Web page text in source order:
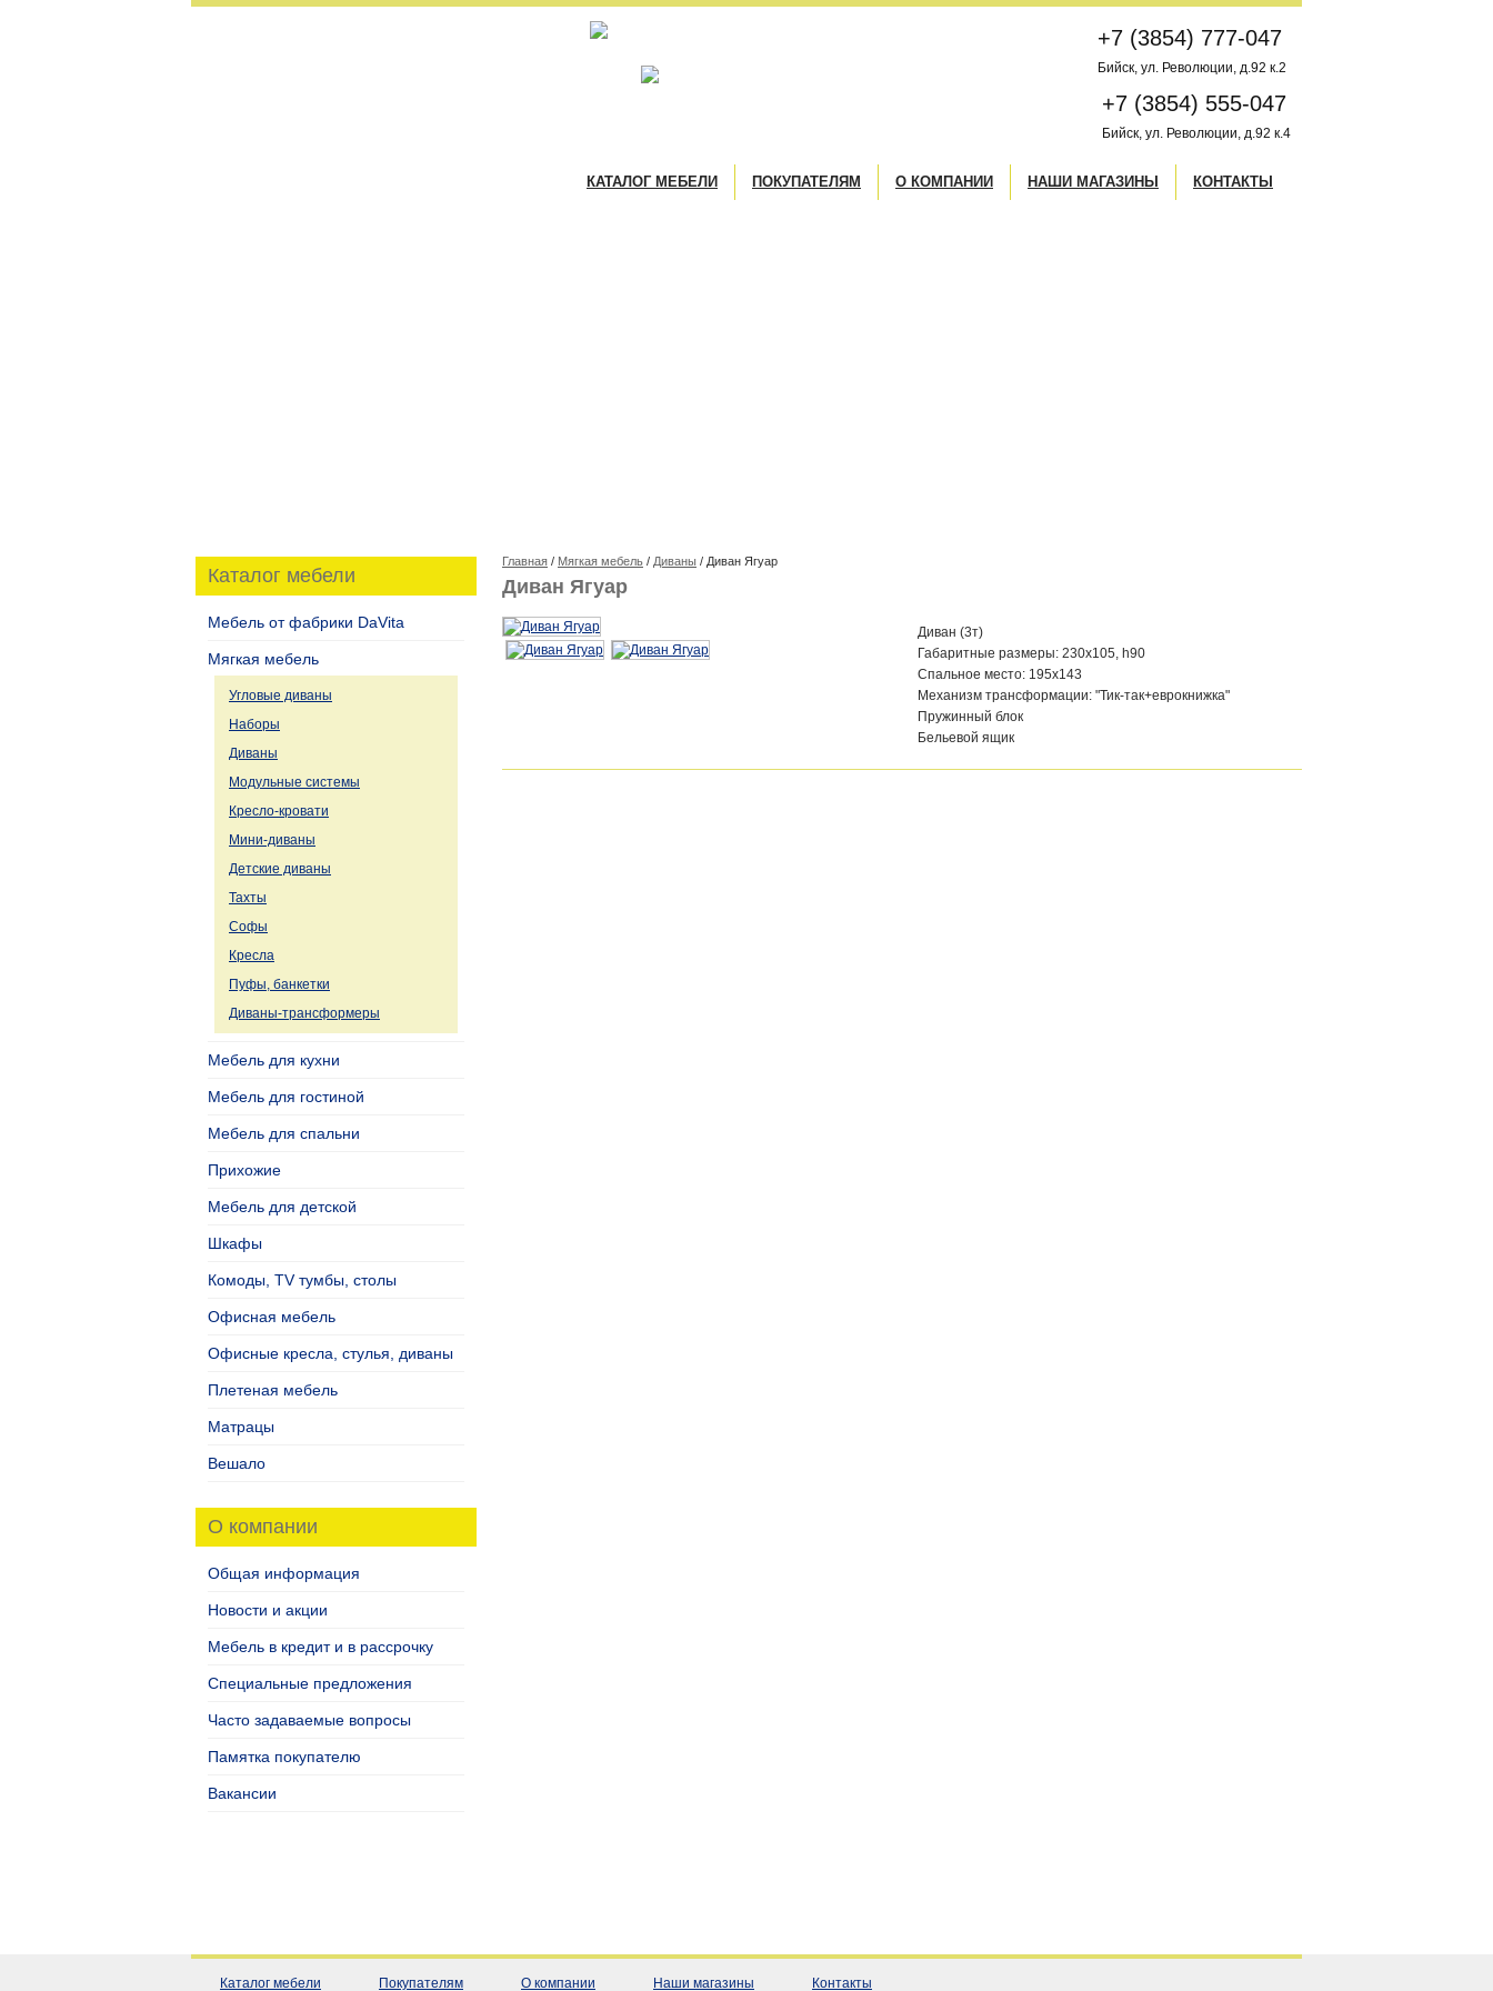
+7 (3854) 777-047
Бийск, ул. Революции, д.92 к.2
+7 (3854) 555-047
Бийск, ул. Революции, д.92 к.4
КАТАЛОГ МЕБЕЛИ ПОКУПАТЕЛЯМ О КОМПАНИИ НАШИ МАГАЗИНЫ КОНТАКТЫ
Каталог мебели
Мебель от фабрики DaVita
Мягкая мебель
Угловые диваны
Наборы
Диваны
Модульные системы
Кресло-кровати
Мини-диваны
Детские диваны
Тахты
Софы
Кресла
Пуфы, банкетки
Диваны-трансформеры
Мебель для кухни
Мебель для гостиной
Мебель для спальни
Прихожие
Мебель для детской
Шкафы
Комоды, TV тумбы, столы
Офисная мебель
Офисные кресла, стулья, диваны
Плетеная мебель
Матрацы
Вешало
О компании
Общая информация
Новости и акции
Мебель в кредит и в рассрочку
Специальные предложения
Часто задаваемые вопросы
Памятка покупателю
Вакансии
Главная / Мягкая мебель / Диваны / Диван Ягуар
Диван Ягуар
Диван (3т)
Габаритные размеры: 230х105, h90
Спальное место: 195х143
Механизм трансформации: "Тик-так+еврокнижка"
Пружинный блок
Бельевой ящик
Каталог мебели Покупателям О компании Наши магазины Контакты